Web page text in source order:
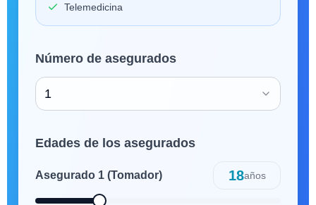
Telemedicina
Número de asegurados
1
Edades de los asegurados
Asegurado 1 (Tomador) 18años